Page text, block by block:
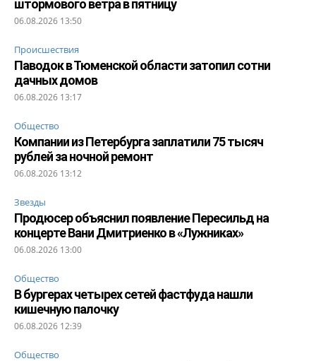
штормового ветра в пятницу
06.08.2026 13:50
Происшествия
Паводок в Тюменской области затопил сотни
дачных домов
06.08.2026 13:17
Общество
Компании из Петербурга заплатили 75 тысяч
рублей за ночной ремонт
06.08.2026 13:12
Звезды
Продюсер объяснил появление Пересильд на
концерте Вани Дмитриенко в «Лужниках»
06.08.2026 13:00
Общество
В бургерах четырех сетей фастфуда нашли
кишечную палочку
06.08.2026 12:39
Общество